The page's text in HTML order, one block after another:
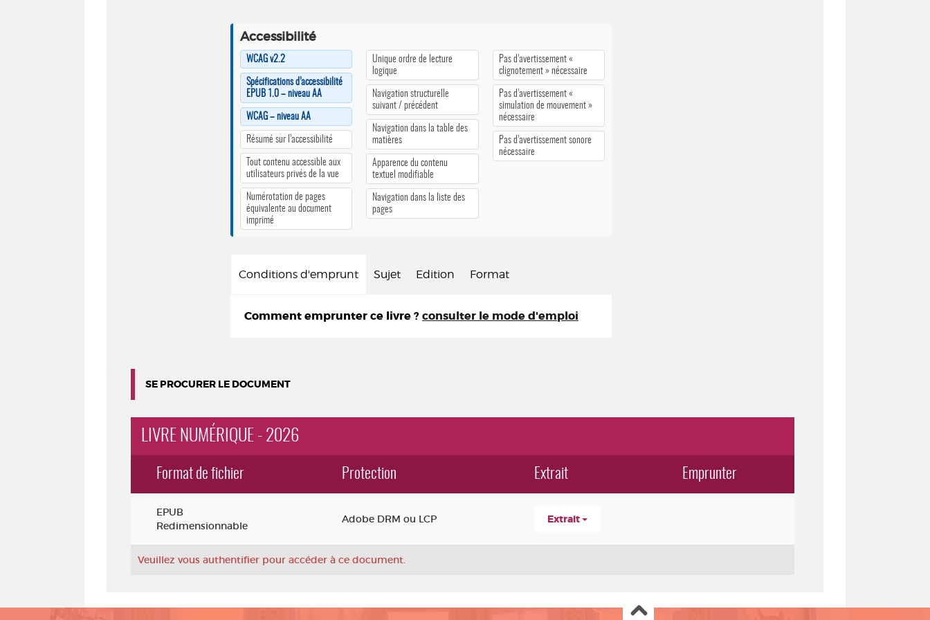
Accessibilité
WCAG v2.2
Spécifications d’accessibilité
EPUB 1.0 – niveau AA
WCAG – niveau AA
Résumé sur l’accessibilité
Tout contenu accessible aux
utilisateurs privés de la vue
Numérotation de pages
équivalente au document
imprimé
Unique ordre de lecture
logique
Navigation structurelle
suivant / précédent
Navigation dans la table des
matières
Apparence du contenu
textuel modifiable
Navigation dans la liste des
pages
Pas d’avertissement «
clignotement » nécessaire
Pas d’avertissement «
simulation de mouvement »
nécessaire
Pas d’avertissement sonore
nécessaire
Conditions d'emprunt Sujet Edition Format
Comment emprunter ce livre ? consulter le mode d'emploi
SE PROCURER LE DOCUMENT
LIVRE NUMÉRIQUE - 2026
Format de fichier Protection Extrait Emprunter
EPUB
Redimensionnable
Adobe DRM ou LCP Extrait
Veuillez vous authentifier pour accéder à ce document.